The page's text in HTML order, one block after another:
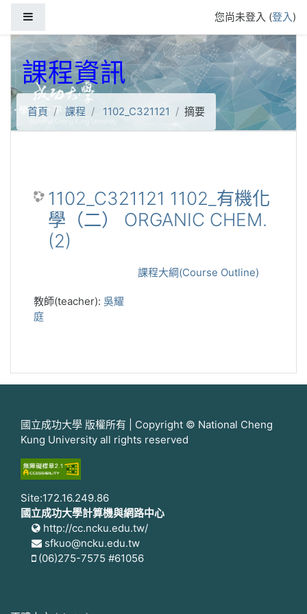
您尚未登入 (登入)
課程資訊
首頁 課程 1102_C321121 摘要
1102_C321121 1102_有機化
學（二） ORGANIC CHEM.
(2)
課程大綱(Course Outline)
教師(teacher): 吳耀
庭
國立成功大學 版權所有 | Copyright © National Cheng
Kung University all rights reserved
Site:172.16.249.86
國立成功大學計算機與網路中心
http://cc.ncku.edu.tw/
sfkuo@ncku.edu.tw
(06)275-7575 #61056